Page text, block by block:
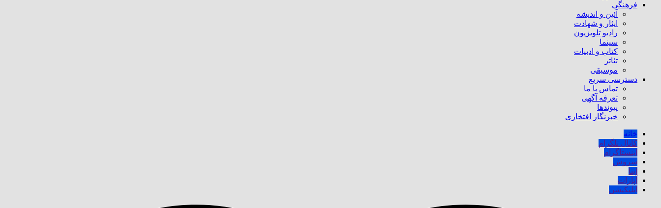
فرهنگی
آئین و اندیشه
ایثار و شهادت
رادیو تلویزیون
سینما
کتاب و ادبیات
تئاتر
موسیقی
دسترسی سریع
تماس با ما
تعرفه آگهی
پیوندها
خبرنگار افتخاری
خانه
کانال تلگرام
اینستاگرام
سروش
ایتا
آپارات
اپلیکیشن